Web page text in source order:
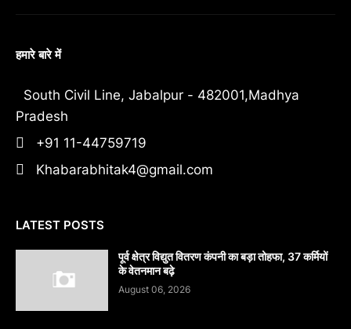
हमारे बारे में
South Civil Line, Jabalpur - 482001,Madhya
Pradesh
+91 11-44759719
Khabarabhitak4@gmail.com
LATEST POSTS
पूर्व क्षेत्र विद्युत वितरण कंपनी का बड़ा तोहफा, 37 कर्मियों
के वेतनमान बढ़े
August 06, 2026